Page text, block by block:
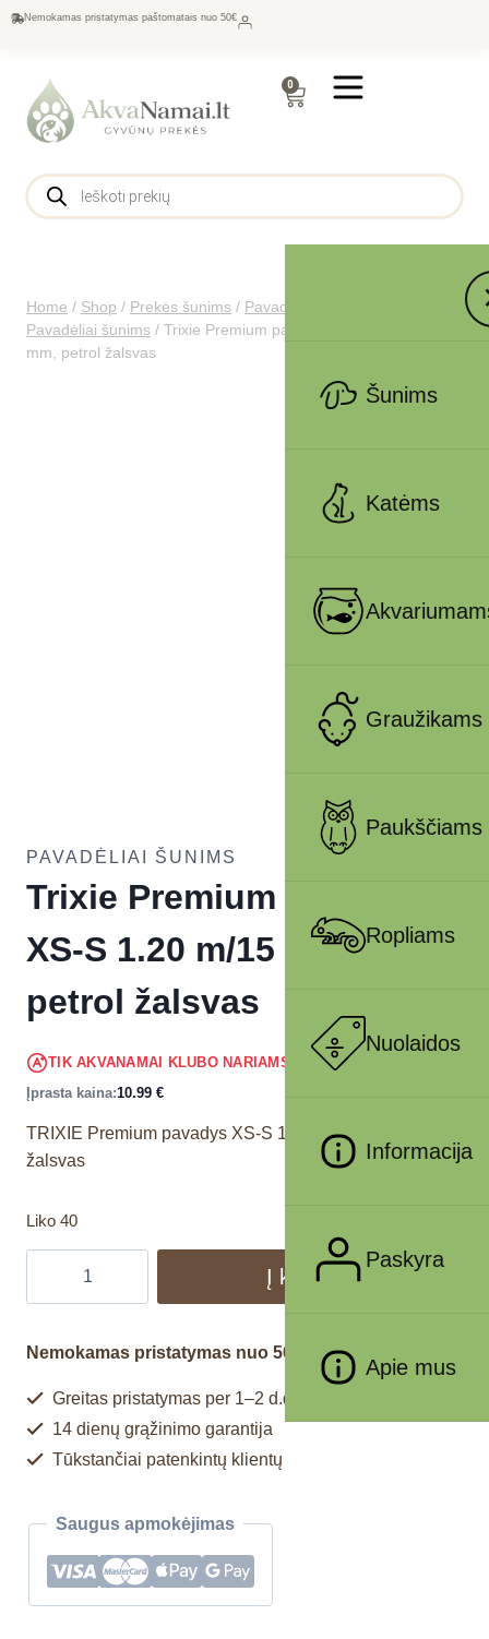
Nemokamas pristatymas paštomatais nuo 50€
0
Šunims
Katėms
Graužikams
Paukščiams
Ropliams
Nuolaidos
Informacija
Paskyra
Apie mus
Home / Shop / Prekės šunims / Pavadėliai, antkakliai šunims
Pavadėliai šunims / Trixie Premium pavadys XS-S 1.20 m/15
mm, petrol žalsvas
PAVADĖLIAI ŠUNIMS
Trixie Premium pavadys
XS-S 1.20 m/15 mm,
petrol žalsvas
TIK AKVANAMAI KLUBO NARIAMS 10.44
Įprasta kaina:10.99 €
TRIXIE Premium pavadys XS-S 1.20 m/15 mm, petrol
žalsvas
Liko 40
Į krepšelį
Nemokamas pristatymas nuo 50€
Greitas pristatymas per 1–2 d.d.
14 dienų grąžinimo garantija
Tūkstančiai patenkintų klientų
Saugus apmokėjimas